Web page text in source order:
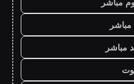
مباشر